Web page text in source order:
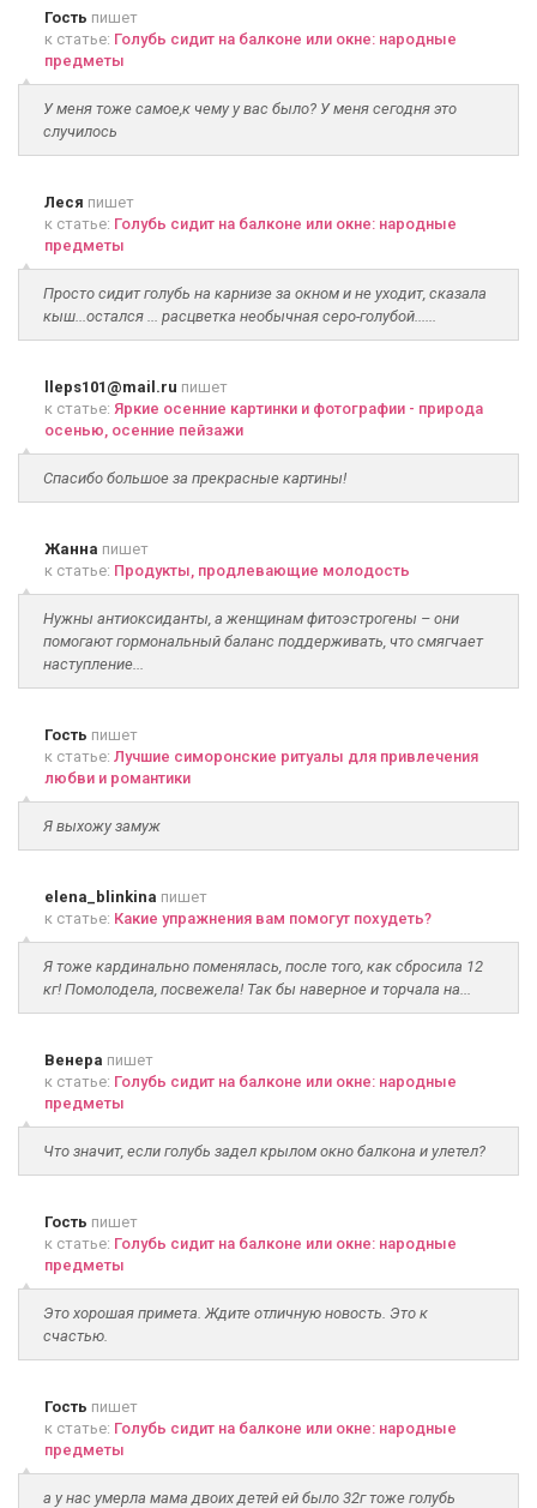
Гость пишет
к статье: Голубь сидит на балконе или окне: народные
предметы
У меня тоже самое,к чему у вас было? У меня сегодня это
случилось
Леся пишет
к статье: Голубь сидит на балконе или окне: народные
предметы
Просто сидит голубь на карнизе за окном и не уходит, сказала
кыш...остался ... расцветка необычная серо-голубой......
lleps101@mail.ru пишет
к статье: Яркие осенние картинки и фотографии - природа
осенью, осенние пейзажи
Спасибо большое за прекрасные картины!
Жанна пишет
к статье: Продукты, продлевающие молодость
Нужны антиоксиданты, а женщинам фитоэстрогены – они
помогают гормональный баланс поддерживать, что смягчает
наступление...
Гость пишет
к статье: Лучшие симоронские ритуалы для привлечения
любви и романтики
Я выхожу замуж
elena_blinkina пишет
к статье: Какие упражнения вам помогут похудеть?
Я тоже кардинально поменялась, после того, как сбросила 12
кг! Помолодела, посвежела! Так бы наверное и торчала на...
Венера пишет
к статье: Голубь сидит на балконе или окне: народные
предметы
Что значит, если голубь задел крылом окно балкона и улетел?
Гость пишет
к статье: Голубь сидит на балконе или окне: народные
предметы
Это хорошая примета. Ждите отличную новость. Это к
счастью.
Гость пишет
к статье: Голубь сидит на балконе или окне: народные
предметы
а у нас умерла мама двоих детей ей было 32г тоже голубь